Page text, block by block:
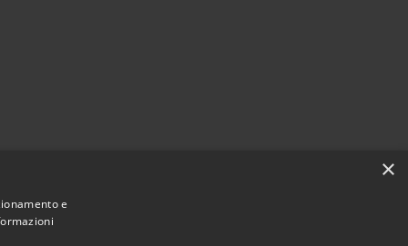
×
e